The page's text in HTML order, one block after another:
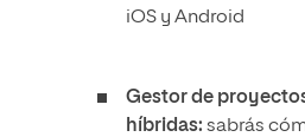
iOS y Android
Gestor de
híbridas: sabrás